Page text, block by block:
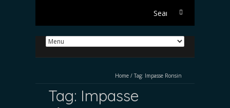
r
c
f
Home / Tag: Impasse Ronsin
Tag: Impasse